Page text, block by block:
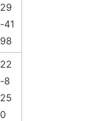
29
-41
98
22
-8
25
0